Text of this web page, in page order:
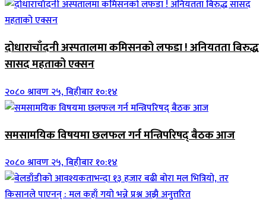
दोधाराचाँदनी अस्पतालमा कमिसनको लफडा ! अनियतता बिरुद्ध
सासद महताको एक्सन
२०८० श्रावण २५, बिहीबार १०:१४
समसामयिक विषयमा छलफल गर्न मन्त्रिपरिषद् बैठक आज
२०८० श्रावण २५, बिहीबार १०:१४